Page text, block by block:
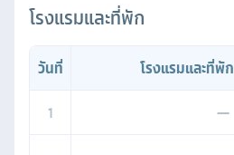
โรงแรมและที่พัก
วันที่ โรงแรมและที่พัก
1
—